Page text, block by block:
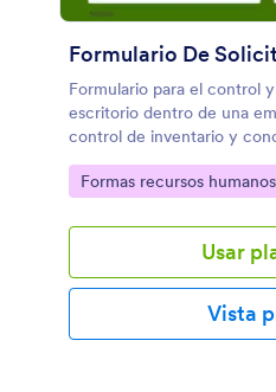
Formulario De
Formulario para el control
escritorio dentro de una
control de inventario y
requerimientos más
los colaboradores.
Go to Category:
Formas recursos humanos
Usar
Vista